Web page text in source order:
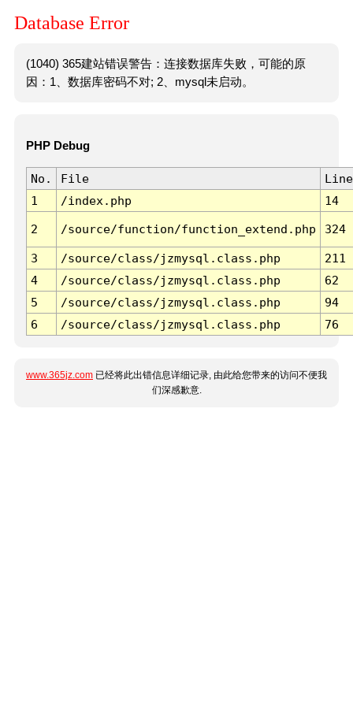
Database Error
(1040) 365建站错误警告：连接数据库失败，可能的原
因：1、数据库密码不对; 2、mysql未启动。
PHP Debug
No. File
Line
1
/index.php 14
2 /source/function/function_extend.php 324
3 /source/class/jzmysql.class.php
211
4
/source/class/jzmysql.class.php
62
5
/source/class/jzmysql.class.php
94
6
/source/class/jzmysql.class.php 76
www.365jz.com 已经将此出错信息详细记录, 由此给您带来的访问不便我
们深感歉意.